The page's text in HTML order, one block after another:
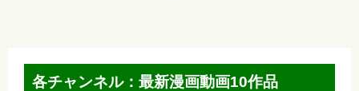
各チャンネル：最新漫画動画10作品